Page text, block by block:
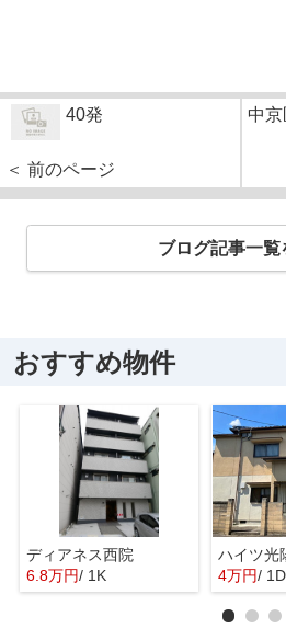
40発
＜ 前のページ
中
ブログ記事一覧
おすすめ物件
ディアネス西院
6.8万円/ 1K
ハイツ光
4万円/